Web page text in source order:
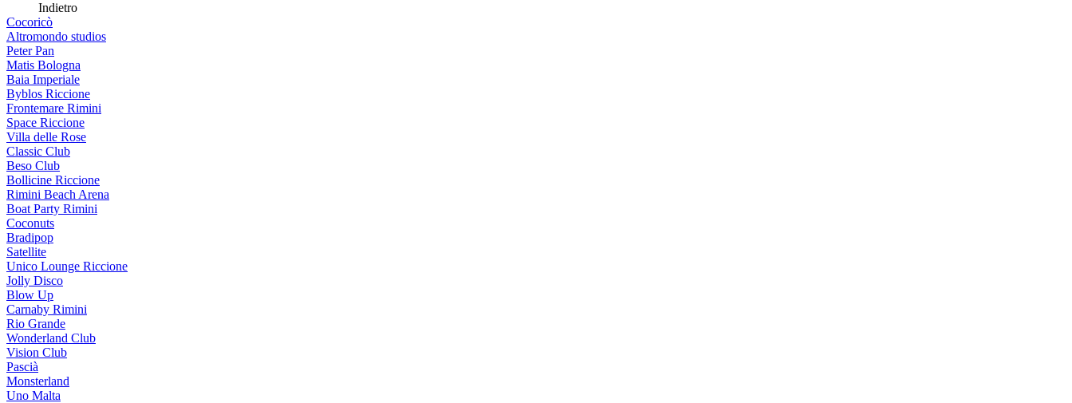
Indietro
Cocoricò
Altromondo studios
Peter Pan
Matis Bologna
Baia Imperiale
Byblos Riccione
Frontemare Rimini
Space Riccione
Villa delle Rose
Classic Club
Beso Club
Bollicine Riccione
Rimini Beach Arena
Boat Party Rimini
Coconuts
Bradipop
Satellite
Unico Lounge Riccione
Jolly Disco
Blow Up
Carnaby Rimini
Rio Grande
Wonderland Club
Vision Club
Pascià
Monsterland
Uno Malta